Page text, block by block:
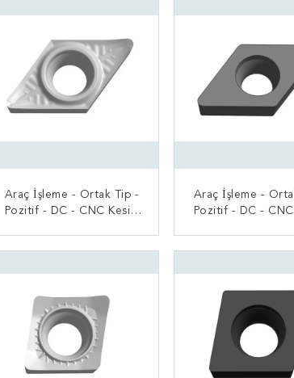
Araç İşleme - Ortak Tip -
Pozitif - DC - CNC Kesici
ŞIMDI BAŞVURUN
Araç İşleme -
Pozitif - DC - CNC
ŞIMDI